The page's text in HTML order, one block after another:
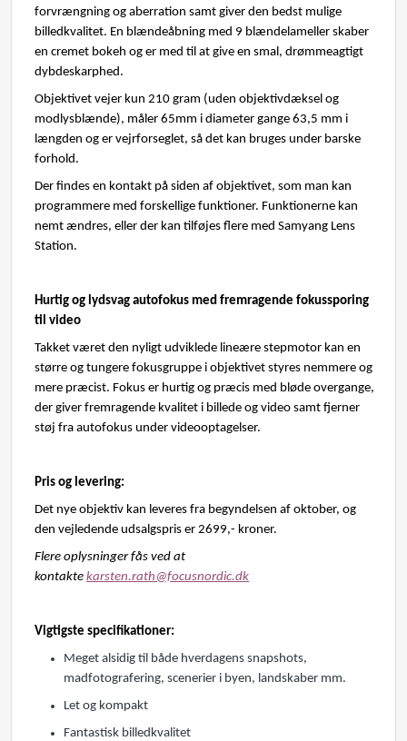
forvrængning og aberration samt giver den bedst mulige
billedkvalitet. En blændeåbning med 9 blændelameller skaber
en cremet bokeh og er med til at give en smal, drømmeagtigt
dybdeskarphed.
Objektivet vejer kun 210 gram (uden objektivdæksel og
modlysblænde), måler 65mm i diameter gange 63,5 mm i
længden og er vejrforseglet, så det kan bruges under barske
forhold.
Der findes en kontakt på siden af objektivet, som man kan
programmere med forskellige funktioner. Funktionerne kan
nemt ændres, eller der kan tilføjes flere med Samyang Lens
Station.
Hurtig og lydsvag autofokus med fremragende fokussporing
til video
Takket været den nyligt udviklede lineære stepmotor kan en
større og tungere fokusgruppe i objektivet styres nemmere og
mere præcist. Fokus er hurtig og præcis med bløde overgange,
der giver fremragende kvalitet i billede og video samt fjerner
støj fra autofokus under videooptagelser.
Pris og levering:
Det nye objektiv kan leveres fra begyndelsen af oktober, og
den vejledende udsalgspris er 2699,- kroner.
Flere oplysninger fås ved at
kontakte karsten.rath@focusnordic.dk
Vigtigste specifikationer:
Meget alsidig til både hverdagens snapshots,
madfotografering, scenerier i byen, landskaber mm.
Let og kompakt
Fantastisk billedkvalitet